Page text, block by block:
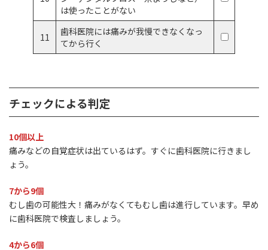
は使ったことがない
11
歯科医院には痛みが我慢できなくなっ
てから行く
チェックによる判定
10個以上
痛みなどの自覚症状は出ているはず。すぐに歯科医院に行きまし
ょう。
7から9個
むし歯の可能性大！痛みがなくてもむし歯は進行しています。早め
に歯科医院で検査しましょう。
4から6個